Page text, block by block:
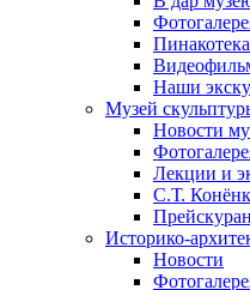
Пинакотека
Наши
Музей
Новости
Лекции и
С.Т.
Историко-
Новости